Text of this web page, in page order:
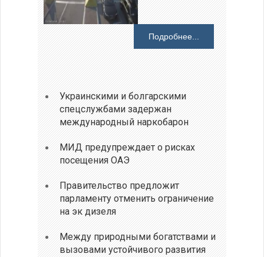
Подробнее...
Украинскими и болгарскими
спецслужбами задержан
международный наркобарон
МИД предупреждает о рисках
посещения ОАЭ
Правительство предложит
парламенту отменить ограничение
на эк дизеля
Между природными богатствами и
вызовами устойчивого развития